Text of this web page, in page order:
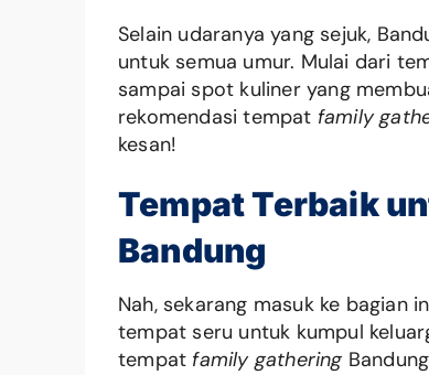
Selain udaranya yang sejuk,
untuk semua umur. Mulai dari
sampai spot kuliner yang
rekomendasi tempat family
kesan!
TempatTerbaik
Bandung
Nah, sekarang masuk ke bagian
tempat seru untuk kumpul
tempat family gathering